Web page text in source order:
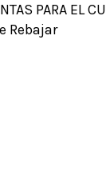
PARA EL
Rebajar